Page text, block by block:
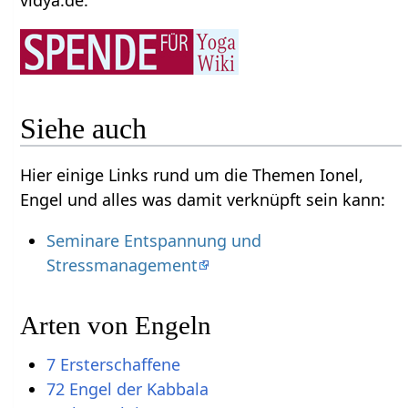
Siehe auch
Hier einige Links rund um die Themen Ionel,
Engel und alles was damit verknüpft sein kann:
Seminare Entspannung und
Stressmanagement
Arten von Engeln
7 Ersterschaffene
72 Engel der Kabbala